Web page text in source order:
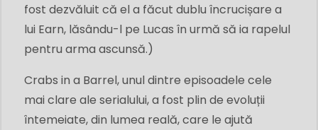
fost dezvăluit că el a făcut dublu încrucișare a
lui Earn, lăsându-l pe Lucas în urmă să ia rapelul
pentru arma ascunsă.)
Crabs in a Barrel, unul dintre episoadele cele
mai clare ale serialului, a fost plin de evoluții
întemeiate, din lumea reală, care le ajută